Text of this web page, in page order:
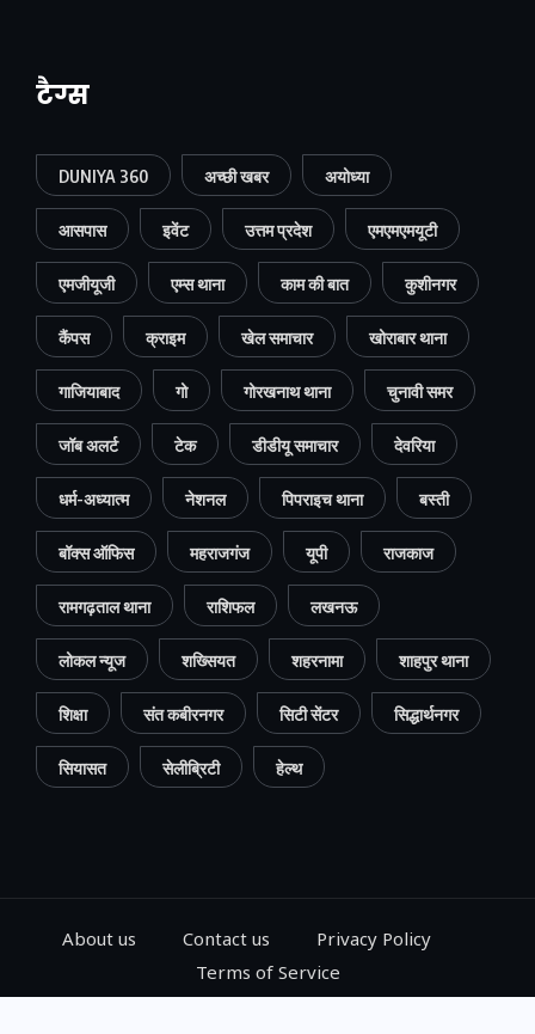
टैग्स
DUNIYA 360 अच्छी खबर अयोध्या
आसपास इवेंट उत्तम प्रदेश एमएमएमयूटी
एमजीयूजी एम्स थाना काम की बात कुशीनगर
कैंपस क्राइम खेल समाचार खोराबार थाना
गाजियाबाद गो गोरखनाथ थाना चुनावी समर
जॉब अलर्ट टेक डीडीयू समाचार देवरिया
धर्म-अध्यात्म नेशनल पिपराइच थाना बस्ती
बॉक्स ऑफिस महराजगंज यूपी राजकाज
रामगढ़ताल थाना राशिफल लखनऊ
लोकल न्यूज शख्सियत शहरनामा शाहपुर थाना
शिक्षा संत कबीरनगर सिटी सेंटर सिद्धार्थनगर
सियासत सेलीब्रिटी हेल्थ
About us Contact us
Privacy Policy
Terms of Service